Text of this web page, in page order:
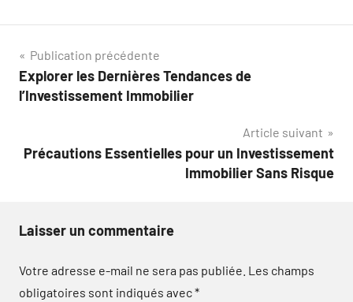
Navigation
de
Publication précédente
Explorer les Dernières Tendances de
l’Investissement Immobilier
Article suivant
Précautions Essentielles pour un Investissement
Immobilier Sans Risque
Laisser un commentaire
Votre adresse e-mail ne sera pas publiée. Les champs
obligatoires sont indiqués avec*